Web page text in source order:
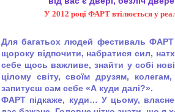
У 2012 році ФАРТ втілюється у
Для багатьох людей фестиваль ФАРТ
щороку відпочити, набратися сил,
себе щось важливе, знайти у собі
цілому світу, своїм друзям,
запитуєш сам себе «А куди далі?».
ФАРТ підкаже, куди… У цьому,